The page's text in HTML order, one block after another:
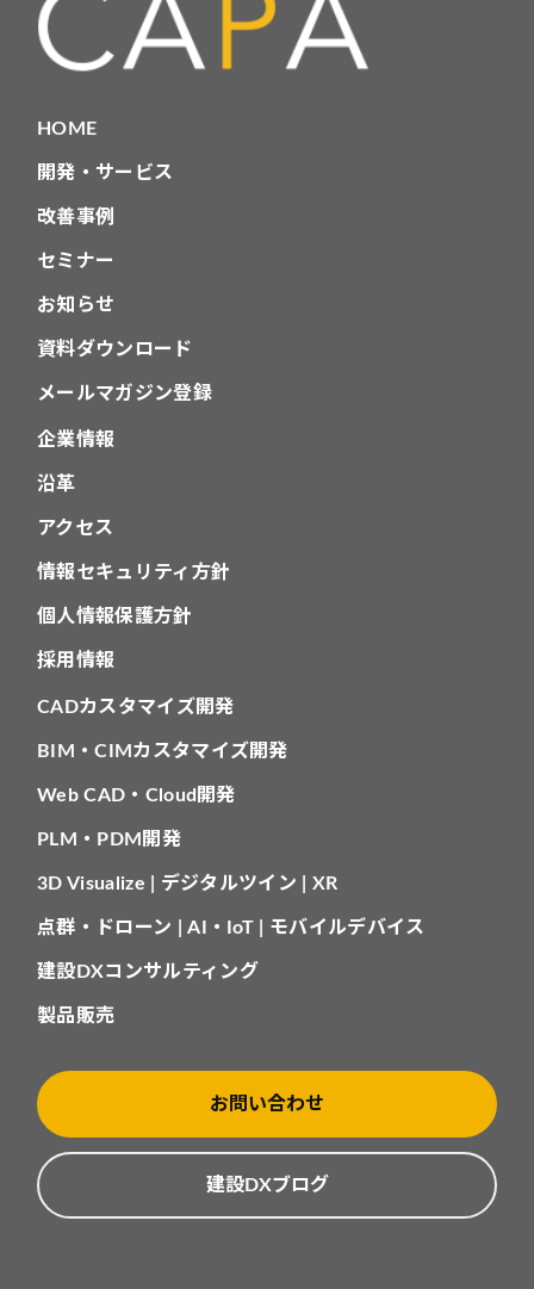
ー
シ
ンHOME
開発・サービス
改善事例
セミナー
お知らせ
資料ダウンロード
メールマガジン登録
企業情報
沿革
アクセス
情報セキュリティ方針
個人情報保護方針
採用情報
CADカスタマイズ開発
BIM・CIMカスタマイズ開発
Web CAD・Cloud開発
PLM・PDM開発
3D Visualize | デジタルツイン | XR
点群・ドローン | AI・IoT | モバイルデバイス
建設DXコンサルティング
製品販売
お問い合わせ
建設DXブログ